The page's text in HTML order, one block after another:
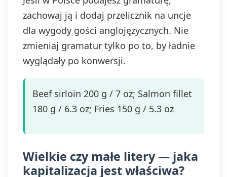
zachowaj ją i dodaj przelicznik na uncje
dla wygody gości anglojęzycznych. Nie
zmieniaj gramatur tylko po to, by ładnie
wyglądały po konwersji.
Beef sirloin 200 g / 7 oz; Salmon fillet
180 g / 6.3 oz; Fries 150 g / 5.3 oz
Wielkie czy małe litery — jaka
kapitalizacja jest właściwa?